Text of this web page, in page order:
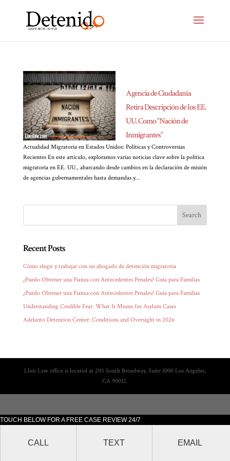
TOUCH BELOW FOR A FREE CASE REVIEW 24/7
CALL TEXT EMAIL
Agencia de Ciudadanía
Retira Descripción de los EE.
UU. Como “Nación de
Inmigrantes”
Actualidad Migratoria en Estados Unidos: Políticas y Controversias
Recientes En este artículo, exploramos varias noticias clave sobre la política
migratoria en EE. UU., abarcando desde cambios en la declaración de misión
de agencias gubernamentales hasta demandas y...
Recent Posts
Cómo elegir y trabajar con un abogado de detención migratoria
¿Puedo Obtener una Fianza con Antecedentes Penales? Guía para Familias
¿Puedo Obtener una Fianza con Antecedentes Penales? Guía para Familias
Understanding Credible Fear: What It Means for Asylum Cases
Adelanto Detention Center: Conditions and Oversight in 2026
Lluis Law office is located at 205 South Broadway, Suite 1000 Los Angeles,
CA 90012.